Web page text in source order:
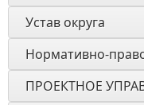
Устав округа
Нормативно-
ПРОЕКТНОЕ